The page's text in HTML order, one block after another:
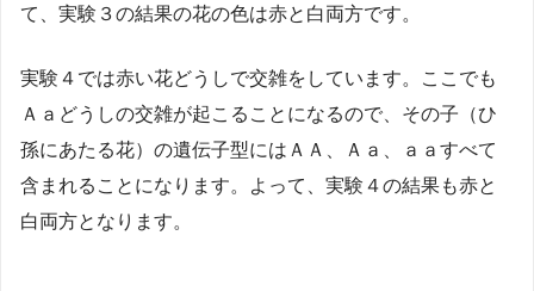
て、実験３の結果の花の色は赤と白両方です。
実験４では赤い花どうしで交雑をしています。ここでも
Ａａどうしの交雑が起こることになるので、その子（ひ
孫にあたる花）の遺伝子型にはＡＡ、Ａａ、ａａすべて
含まれることになります。よって、実験４の結果も赤と
白両方となります。